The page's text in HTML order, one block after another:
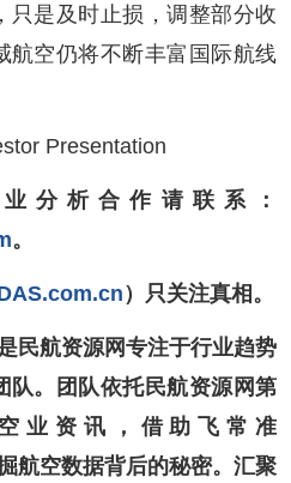
只是及时止损，调整部分收
航空仍将不断丰富国际航线
Presentation
分析合作请联系：
。
）只关注真相。
航资源网专注于行业趋势
队。团队依托民航资源网第
业资讯，借助飞常准
航空数据背后的秘密。汇聚